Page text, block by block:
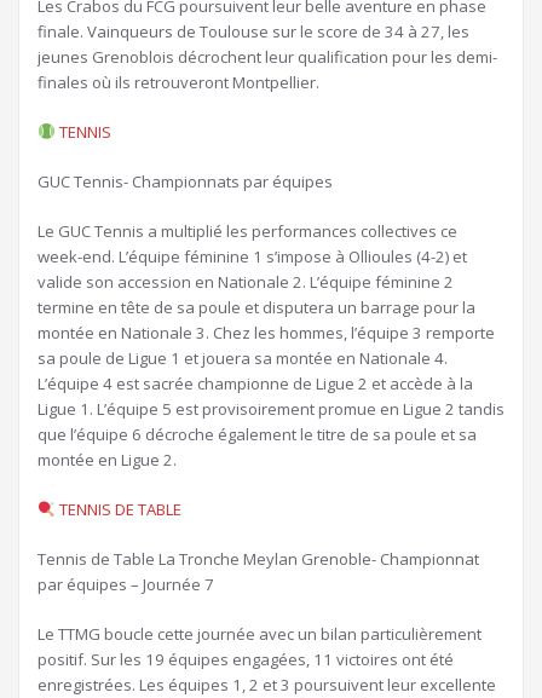
Les Crabos du FCG poursuivent leur belle aventure en phase
finale. Vainqueurs de Toulouse sur le score de 34 à 27, les
jeunes Grenoblois décrochent leur qualification pour les demi-
finales où ils retrouveront Montpellier.
TENNIS
GUC Tennis- Championnats par équipes
Le GUC Tennis a multiplié les performances collectives ce
week-end. L’équipe féminine 1 s’impose à Ollioules (4-2) et
valide son accession en Nationale 2. L’équipe féminine 2
termine en tête de sa poule et disputera un barrage pour la
montée en Nationale 3. Chez les hommes, l’équipe 3 remporte
sa poule de Ligue 1 et jouera sa montée en Nationale 4.
L’équipe 4 est sacrée championne de Ligue 2 et accède à la
Ligue 1. L’équipe 5 est provisoirement promue en Ligue 2 tandis
que l’équipe 6 décroche également le titre de sa poule et sa
montée en Ligue 2.
TENNIS DE TABLE
Tennis de Table La Tronche Meylan Grenoble- Championnat
par équipes – Journée 7
Le TTMG boucle cette journée avec un bilan particulièrement
positif. Sur les 19 équipes engagées, 11 victoires ont été
enregistrées. Les équipes 1, 2 et 3 poursuivent leur excellente